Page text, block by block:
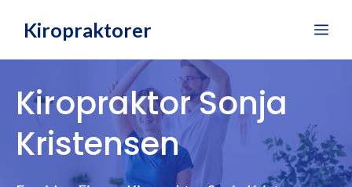
Kiropraktorer
Kiropraktor Sonja
Kristensen